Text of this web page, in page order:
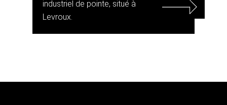
industriel de pointe, situé à
Levroux.